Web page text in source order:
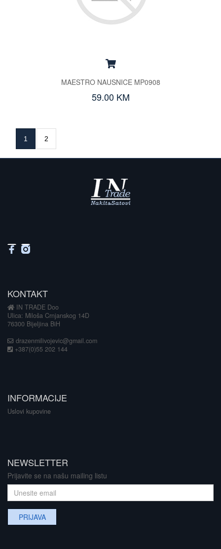
MAESTRO NAUSNICE MP0908
59.00 KM
1 2
KONTAKT
IN TRADE Doo
Ulica: Miloša Crnjanskog 14D
76300 Bijeljina BiH
drazenmilivojevic@gmail.com
+387(0)55 202 144
INFORMACIJE
Uslovi kupovine
NEWSLETTER
Prijavite se na našu mailing listu
PRIJAVA